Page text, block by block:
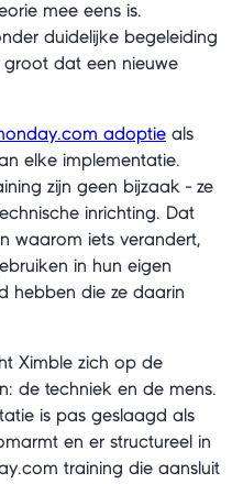
mee eens is.
duidelijke begeleiding
dat een nieuwe
adoptie als
elke implementatie.
zijn geen bijzaak - ze
inrichting. Dat
waarom iets verandert,
in hun eigen
hebben die ze daarin
Ximble zich op de
de techniek en de mens.
is pas geslaagd als
en er structureel in
training die aansluit